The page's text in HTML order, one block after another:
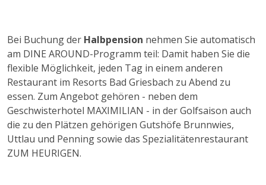
Bei Buchung der Halbpension nehmen Sie automatisch
am DINE AROUND-Programm teil: Damit haben Sie die
flexible Möglichkeit, jeden Tag in einem anderen
Restaurant im Resorts Bad Griesbach zu Abend zu
essen. Zum Angebot gehören - neben dem
Geschwisterhotel MAXIMILIAN - in der Golfsaison auch
die zu den Plätzen gehörigen Gutshöfe Brunnwies,
Uttlau und Penning sowie das Spezialitätenrestaurant
ZUM HEURIGEN.